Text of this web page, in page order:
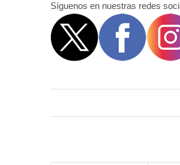
Síguenos en nuestras redes